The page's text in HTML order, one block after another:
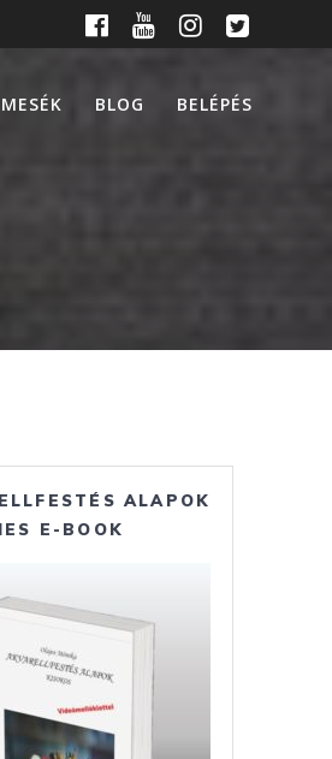
BLOG BELÉPÉS
ALAPOK
E-BOOK